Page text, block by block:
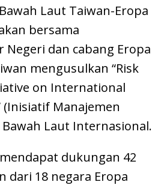
Laut Taiwan-Eropa
bersama
Negeri dan cabang Eropa
mengusulkan “Risk
on International
(Inisiatif Manajemen
Bawah Laut Internasional.
dukungan 42
dari 18 negara Eropa